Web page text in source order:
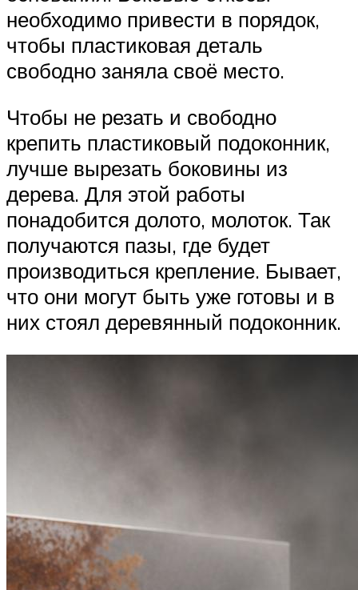
необходимо привести в порядок,
чтобы пластиковая деталь
свободно заняла своё место.
Чтобы не резать и свободно
крепить пластиковый подоконник,
лучше вырезать боковины из
дерева. Для этой работы
понадобится долото, молоток. Так
получаются пазы, где будет
производиться крепление. Бывает,
что они могут быть уже готовы и в
них стоял деревянный подоконник.